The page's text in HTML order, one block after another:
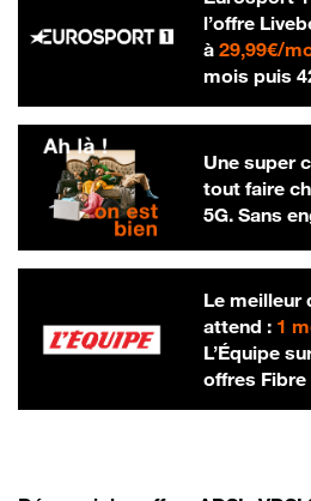
l’offre
à 29,99€/
mois puis
Une super
tout faire
5G. Sans
Le meilleur
attend : 1
L’Équipe
offres Fibre